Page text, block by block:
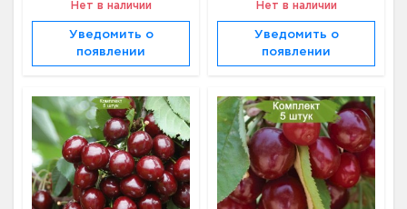
Нет в наличии
Уведомить о
появлении
Нет в наличии
Уведомить о
появлении